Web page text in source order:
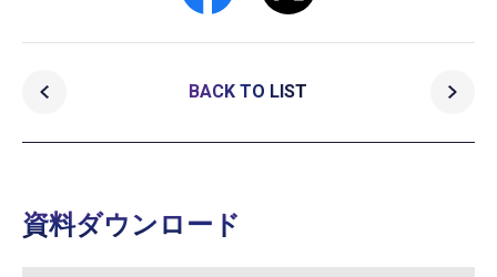
BACK TO LIST
資料ダウンロード